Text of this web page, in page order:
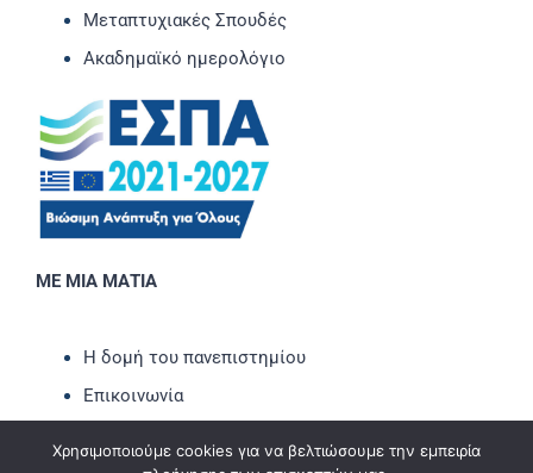
Μεταπτυχιακές Σπουδές
Ακαδημαϊκό ημερολόγιο
ΜΕ ΜΙΑ ΜΑΤΙΑ
Η δομή του πανεπιστημίου
Επικοινωνία
Χρησιμοποιούμε cookies για να βελτιώσουμε την εμπειρία